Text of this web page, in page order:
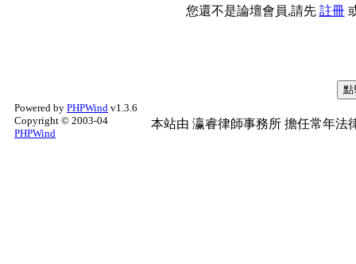
您還不是論壇會員,請先 註冊
Powered by PHPWind v1.3.6
Copyright © 2003-04
PHPWind
本站由 瀛睿律師事務所 擔任常年法